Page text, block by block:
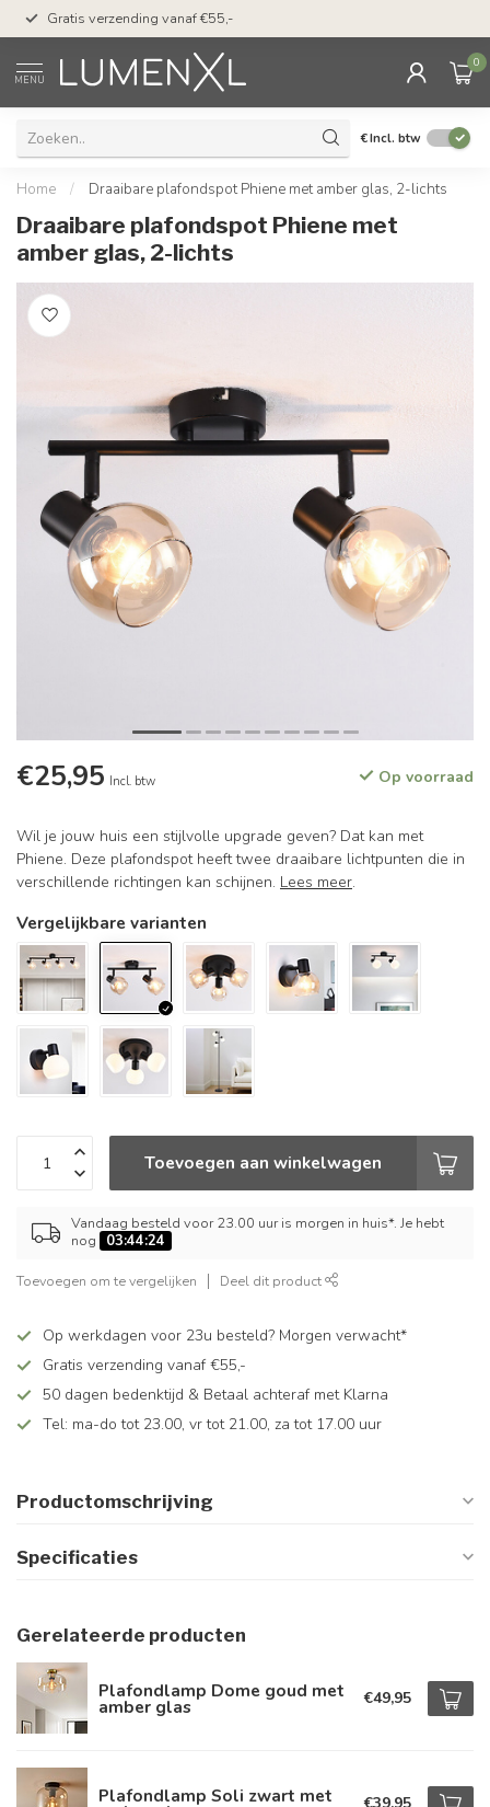
Gratis verzending vanaf €55,-
MENU
0
€Incl. btw
Home / Draaibare plafondspot Phiene met amber glas, 2-lichts
Draaibare plafondspot Phiene met
amber glas, 2-lichts
€25,95 Incl. btw Op voorraad
Wil je jouw huis een stijlvolle upgrade geven? Dat kan met
Phiene. Deze plafondspot heeft twee draaibare lichtpunten die in
verschillende richtingen kan schijnen. Lees meer.
Vergelijkbare varianten
Toevoegen aan winkelwagen
Vandaag besteld voor 23.00 uur is morgen in huis*. Je hebt
nog
03:44:23
Toevoegen om te vergelijken Deel dit product
Op werkdagen voor 23u besteld? Morgen verwacht*
Gratis verzending vanaf €55,-
50 dagen bedenktijd & Betaal achteraf met Klarna
Tel: ma-do tot 23.00, vr tot 21.00, za tot 17.00 uur
Productomschrijving
Specificaties
Gerelateerde producten
Plafondlamp Dome goud met
amber glas €49,95
Plafondlamp Soli zwart met